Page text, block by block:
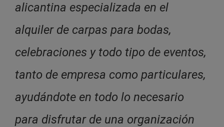
alicantina especializada en el
alquiler de carpas para bodas,
celebraciones y todo tipo de eventos,
tanto de empresa como particulares,
ayudándote en todo lo necesario
para disfrutar de una organización